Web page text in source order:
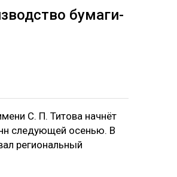
бумаги-
С. П. Титова начнёт
следующей осенью. В
региональный